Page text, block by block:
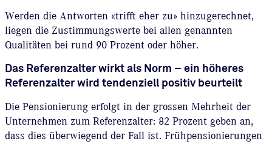
Werden die Antworten «trifft eher zu» hinzugerechnet,
liegen die Zustimmungswerte bei allen genannten
Qualitäten bei rund 90 Prozent oder höher.
Das Referenzalter wirkt als Norm – ein höheres
Referenzalter wird tendenziell positiv beurteilt
Die Pensionierung erfolgt in der grossen Mehrheit der
Unternehmen zum Referenzalter: 82 Prozent geben an,
dass dies überwiegend der Fall ist. Frühpensionierungen